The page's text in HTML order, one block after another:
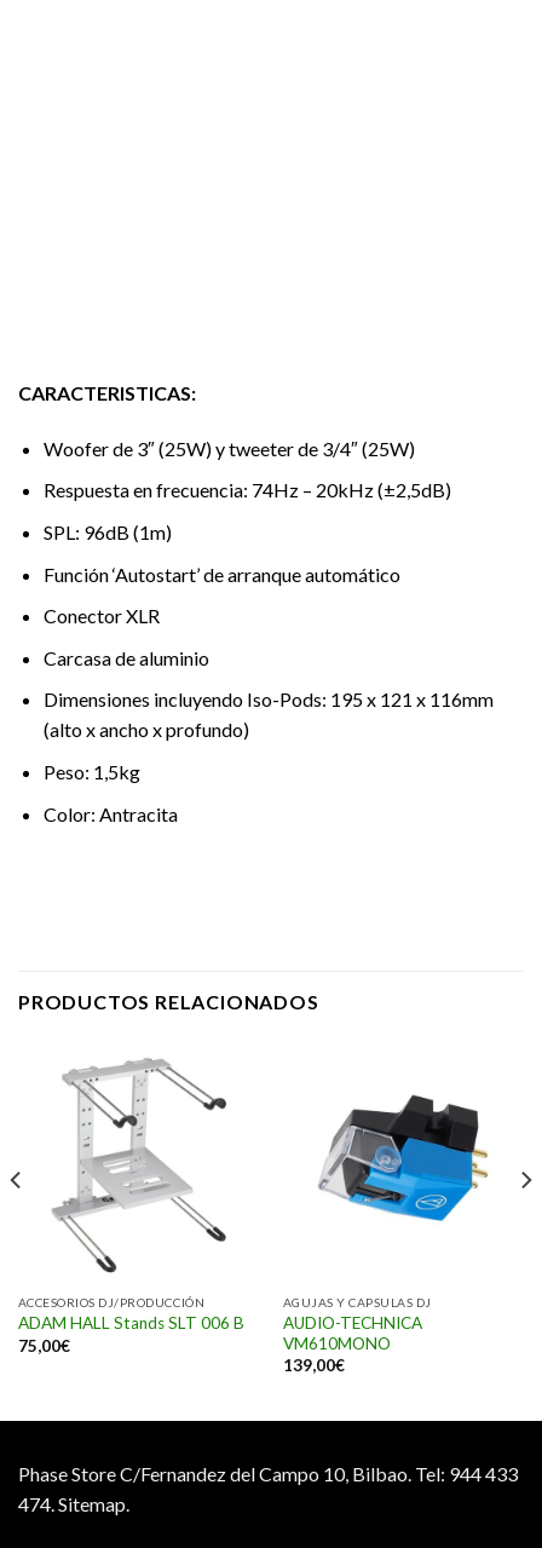
CARACTERISTICAS:
Woofer de 3″ (25W) y tweeter de 3/4″ (25W)
Respuesta en frecuencia: 74Hz – 20kHz (±2,5dB)
SPL: 96dB (1m)
Función ‘Autostart’ de arranque automático
Conector XLR
Carcasa de aluminio
Dimensiones incluyendo Iso-Pods: 195 x 121 x 116mm
(alto x ancho x profundo)
Peso: 1,5kg
Color: Antracita
PRODUCTOS RELACIONADOS
ACCESORIOS DJ/PRODUCCIÓN
ADAM HALL Stands SLT 006 B
75,00€
AGUJAS Y CAPSULAS DJ
AUDIO-TECHNICA
VM610MONO
139,00€
Phase Store C/Fernandez del Campo 10, Bilbao. Tel: 944 433
474. Sitemap.